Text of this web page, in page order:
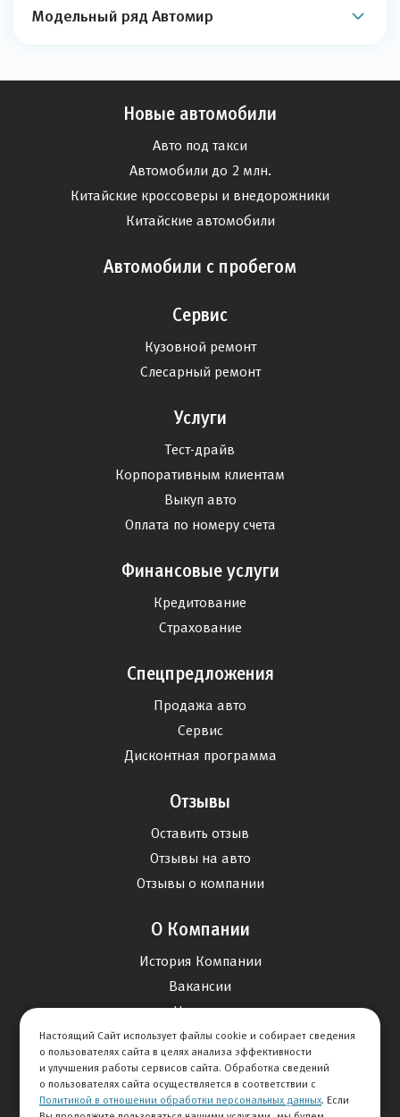
Модельный ряд Автомир
Новые автомобили
Авто под такси
Автомобили до 2 млн.
Китайские кроссоверы и внедорожники
Китайские автомобили
Автомобили с пробегом
Сервис
Кузовной ремонт
Слесарный ремонт
Услуги
Тест-драйв
Корпоративным клиентам
Выкуп авто
Оплата по номеру счета
Финансовые услуги
Кредитование
Страхование
Спецпредложения
Продажа авто
Сервис
Дисконтная программа
Отзывы
Оставить отзыв
Отзывы на авто
Отзывы о компании
О Компании
История Компании
Вакансии
Новости
Карта сайта
Контакты
Настоящий Сайт использует файлы cookie и собирает сведения
о пользователях сайта в целях анализа эффективности
и улучшения работы сервисов сайта. Обработка сведений
о пользователях сайта осуществляется в соответствии с
Политикой в отношении обработки персональных данных. Если